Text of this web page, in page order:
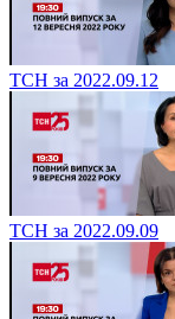
ТСН за 2022.09.12
ТСН за 2022.09.09